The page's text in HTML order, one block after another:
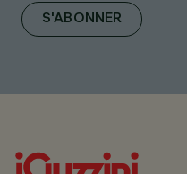
S'ABONNER